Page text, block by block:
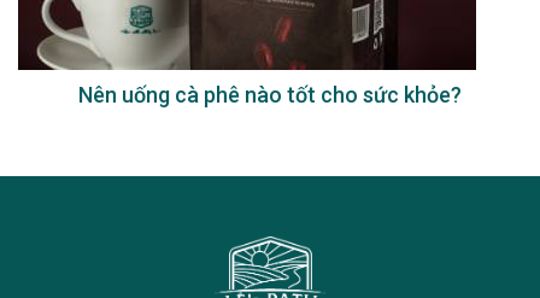
Nên uống cà phê nào tốt cho sức khỏe?